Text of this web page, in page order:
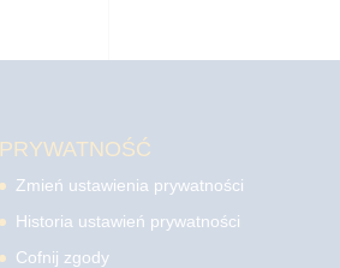
PRYWATNOŚĆ
Zmień ustawienia prywatności
Historia ustawień prywatności
Cofnij zgody